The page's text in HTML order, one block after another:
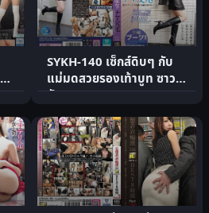
SYKH-140 เซ็กส์ดิบๆ กับ
แม่มดสวยรองเท้าบูท ซาวะ
ซัง 37